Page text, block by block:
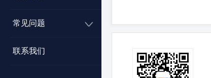
常见问题
联系我们